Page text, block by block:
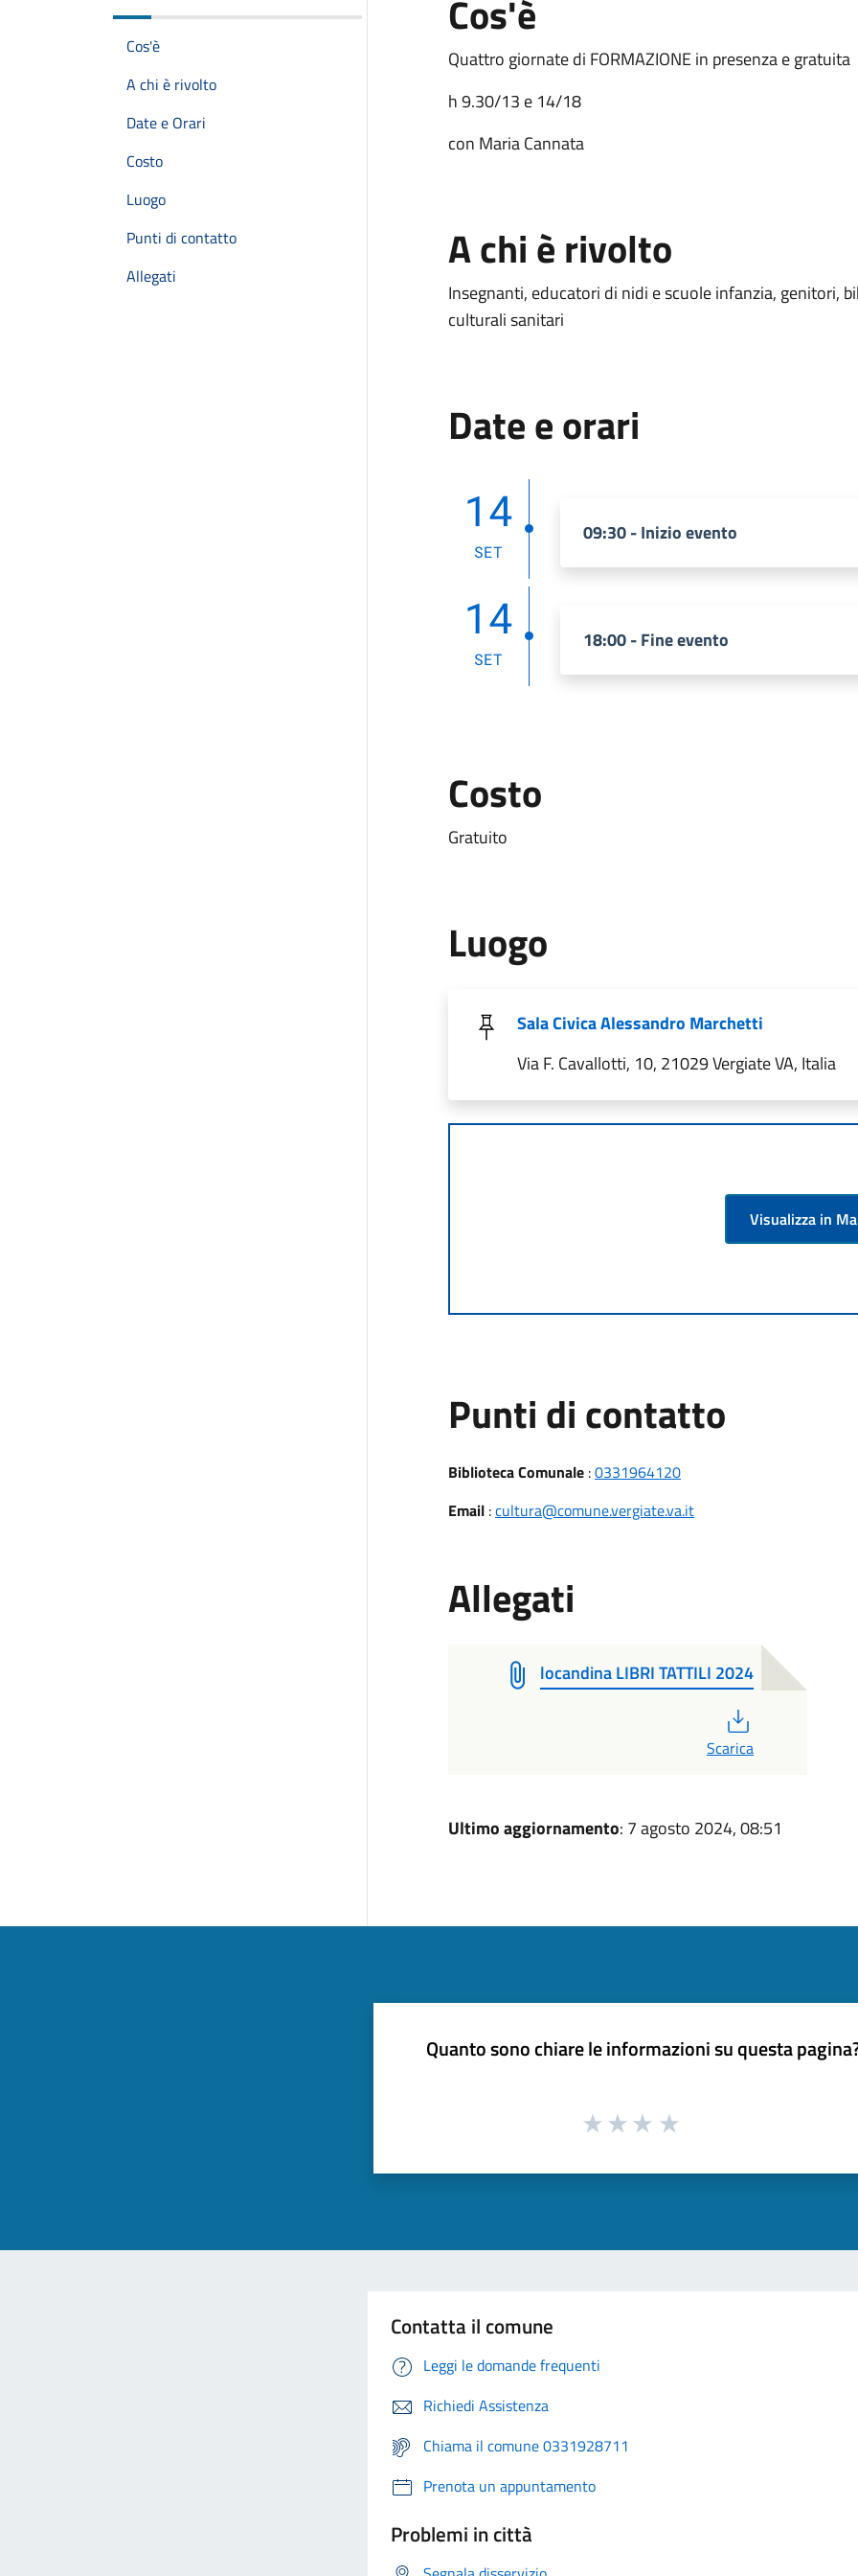
Cos'è
A chi è rivolto
Date e Orari
Costo
Luogo
Punti di contatto
Allegati
Cos'è
Quattro giornate di FORMAZIONE in presenza e gratuita
h 9.30/13 e 14/18
con Maria Cannata
A chi è rivolto
Insegnanti, educatori di nidi e scuole infanzia, genitori,
culturali sanitari
Date e orari
14
SET
09:30 - Inizio evento
14
SET
18:00 - Fine evento
Costo
Gratuito
Luogo
Sala Civica Alessandro Marchetti
Via F. Cavallotti, 10, 21029 Vergiate VA, Italia
Visualizza in
Punti di contatto
Biblioteca Comunale:0331964120
Email:cultura@comune.vergiate.va.it
Allegati
locandina LIBRI TATTILI 2024
Scarica
Ultimo aggiornamento: 7 agosto 2024, 08:51
Quanto sono chiare le informazioni su questa
Contatta il comune
Leggi le domande frequenti
Richiedi Assistenza
Chiama il comune 0331928711
Prenota un appuntamento
Problemi in città